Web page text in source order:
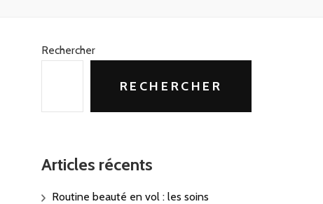
Rechercher
RECHERCHER
Articles récents
Routine beauté en vol : les soins